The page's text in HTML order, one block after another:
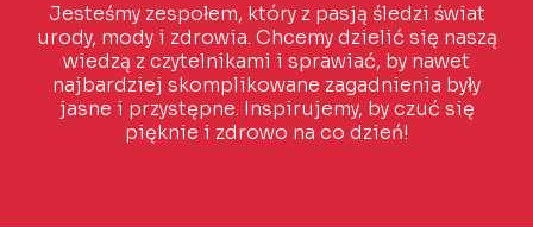
Jesteśmy zespołem, który z pasją śledzi świat
urody, mody i zdrowia. Chcemy dzielić się naszą
wiedzą z czytelnikami i sprawiać, by nawet
najbardziej skomplikowane zagadnienia były
jasne i przystępne. Inspirujemy, by czuć się
pięknie i zdrowo na co dzień!